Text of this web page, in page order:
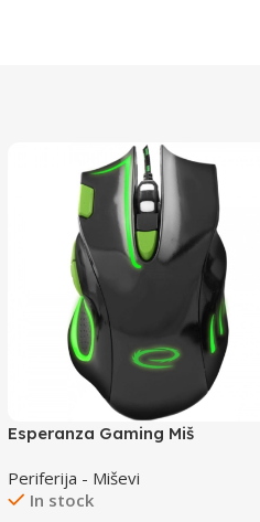
Esperanza Gaming Miš
Periferija - Miševi
In stock